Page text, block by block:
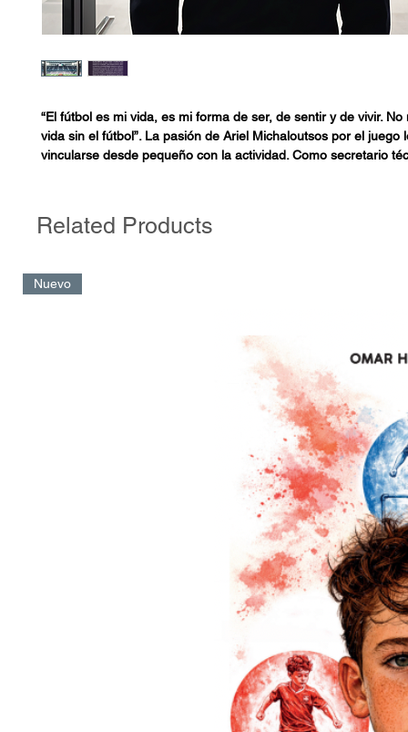
“El fútbol es mi vida, es mi forma de ser, de sentir y de vivir. No
vida sin el fútbol”. La pasión de Ariel Michaloutsos por el juego
vincularse desde pequeño con la actividad. Como secretario
a que pueda ser aprovechada por aquellos que inician el
Related Products
Nuevo